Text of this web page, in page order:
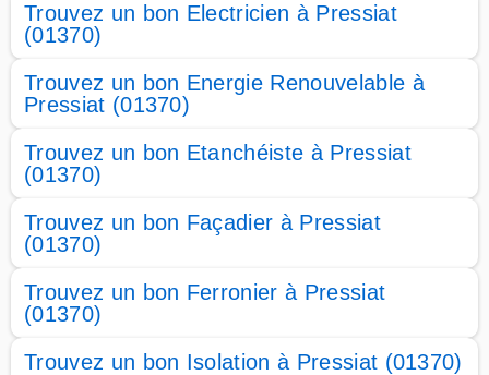
Trouvez un bon Electricien à Pressiat
(01370)
Trouvez un bon Energie Renouvelable à
Pressiat (01370)
Trouvez un bon Etanchéiste à Pressiat
(01370)
Trouvez un bon Façadier à Pressiat
(01370)
Trouvez un bon Ferronier à Pressiat
(01370)
Trouvez un bon Isolation à Pressiat (01370)